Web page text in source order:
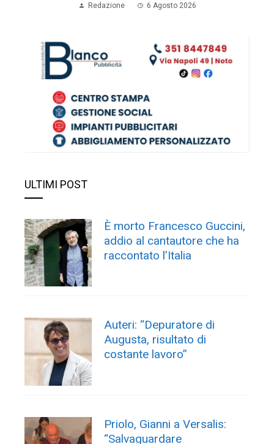
Redazione 6 Agosto 2026
ULTIMI POST
È morto Francesco Guccini,
addio al cantautore che ha
raccontato l’Italia
Auteri: “Depuratore di
Augusta, risultato di
costante lavoro”
Priolo, Gianni a Versalis:
“Salvaguardare